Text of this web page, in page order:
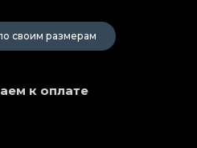
своим размерам
к оплате